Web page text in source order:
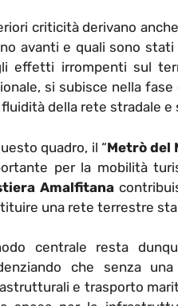
criticità derivano
avanti e quali sono stati
effetti irrompenti sul
si subisce nella
fluidità della rete stradale e
quadro, il “Metrò del
per la mobilità
Amalfitana
una rete terrestre
centrale resta
che senza una
e trasporto